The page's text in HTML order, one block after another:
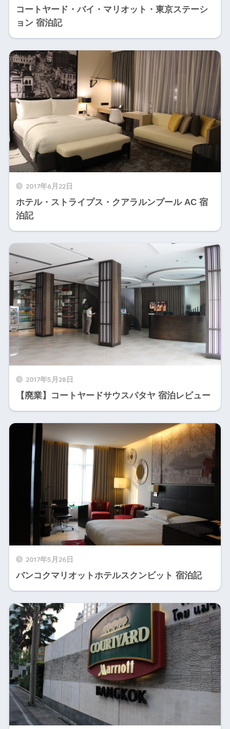
コートヤード・バイ・マリオット・東京ステーシ
ョン 宿泊記
2017年6月22日
ホテル・ストライプス・クアラルンプール AC 宿
泊記
2017年5月28日
【廃業】コートヤードサウスパタヤ 宿泊レビュー
2017年5月26日
バンコクマリオットホテルスクンビット 宿泊記